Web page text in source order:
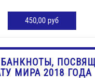
450,00 руб
МИРА 2018 ГОДА